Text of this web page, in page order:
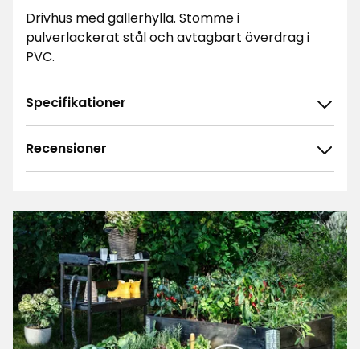
Drivhus med gallerhylla. Stomme i
pulverlackerat stål och avtagbart överdrag i
PVC.
Specifikationer
Recensioner
4.7
61 betyg
3 ☆
2 ☆
1 ☆
Sortera efter
Filtrera på